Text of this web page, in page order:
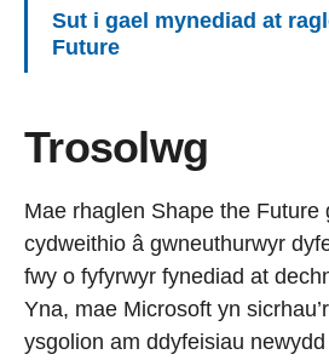
Sut i gael mynediad at
Future
Trosolwg
Mae rhaglen Shape the Future
cydweithio â gwneuthurwyr
fwy o fyfyrwyr fynediad at
Yna, mae Microsoft yn
ysgolion am ddyfeisiau